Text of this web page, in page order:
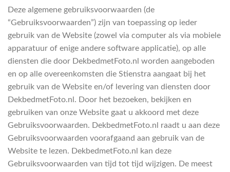
Deze algemene gebruiksvoorwaarden (de
“Gebruiksvoorwaarden”) zijn van toepassing op ieder
gebruik van de Website (zowel via computer als via mobiele
apparatuur of enige andere software applicatie), op alle
diensten die door DekbedmetFoto.nl worden aangeboden
en op alle overeenkomsten die Stienstra aangaat bij het
gebruik van de Website en/of levering van diensten door
DekbedmetFoto.nl. Door het bezoeken, bekijken en
gebruiken van onze Website gaat u akkoord met deze
Gebruiksvoorwaarden. DekbedmetFoto.nl raadt u aan deze
Gebruiksvoorwaarden voorafgaand aan gebruik van de
Website te lezen. DekbedmetFoto.nl kan deze
Gebruiksvoorwaarden van tijd tot tijd wijzigen. De meest